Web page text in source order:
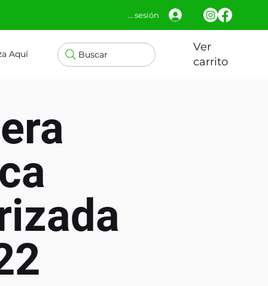
Aquí Buscar
Ver
carrito
Iniciar sesión